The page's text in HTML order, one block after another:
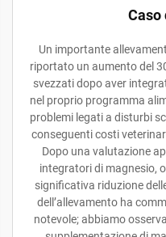
Caso
Un importante
riportato un aumento del
svezzati dopo aver
nel proprio programma
problemi legati a disturbi
conseguenti costi
Dopo una valutazione
integratori di magnesio,
significativa riduzione
dell’allevamento ha
notevole; abbiamo